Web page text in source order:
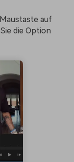
auf
die Option